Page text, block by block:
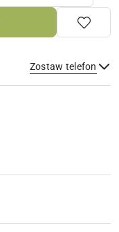
Zostaw telefon